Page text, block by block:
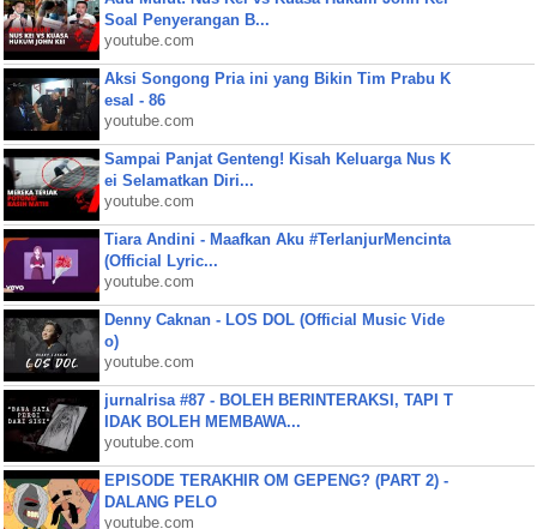
Soal Penyerangan B...
youtube.com
Aksi Songong Pria ini yang Bikin Tim Prabu K
esal - 86
youtube.com
Sampai Panjat Genteng! Kisah Keluarga Nus K
ei Selamatkan Diri...
youtube.com
Tiara Andini - Maafkan Aku #TerlanjurMencinta
(Official Lyric...
youtube.com
Denny Caknan - LOS DOL (Official Music Vide
o)
youtube.com
jurnalrisa #87 - BOLEH BERINTERAKSI, TAPI T
IDAK BOLEH MEMBAWA...
youtube.com
EPISODE TERAKHIR OM GEPENG? (PART 2) -
DALANG PELO
youtube.com